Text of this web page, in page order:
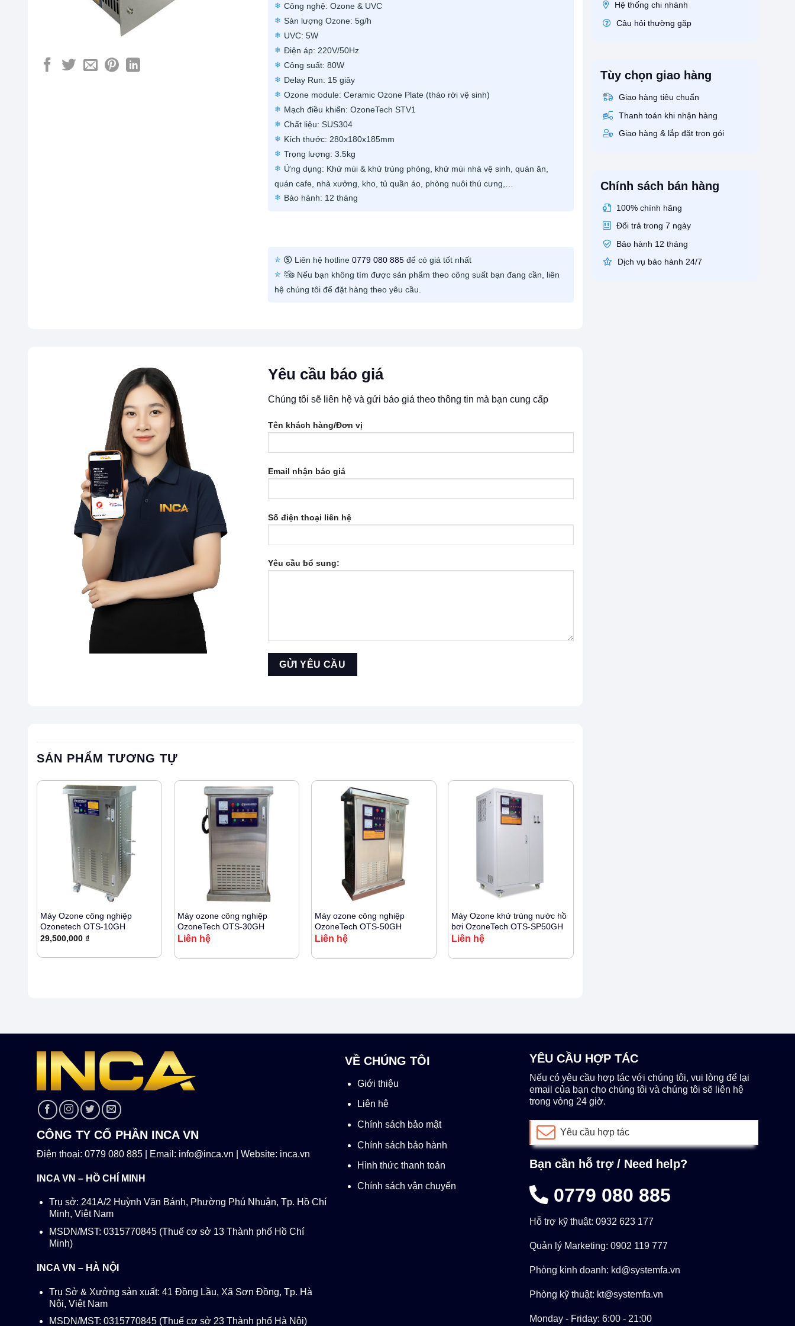
Công nghệ: Ozone & UVC
Sản lượng Ozone: 5g/h
UVC: 5W
Điện áp: 220V/50Hz
Công suất: 80W
Delay Run: 15 giây
Ozone module: Ceramic Ozone Plate (tháo rời vệ sinh)
Mạch điều khiển: OzoneTech STV1
Chất liệu: SUS304
Kích thước: 280x180x185mm
Trọng lượng: 3.5kg
Ứng dụng: Khử mùi & khử trùng phòng, khử mùi nhà vệ sinh, quán ăn,
quán cafe, nhà xưởng, kho, tủ quần áo, phòng nuôi thú cưng,…
Bảo hành: 12 tháng
Liên hệ hotline 0779 080 885để có giá tốt nhất
Nếu bạn không tìm được sản phẩm theo công suất bạn đang cần, liên
hệ chúng tôi để đặt hàng theo yêu cầu.
Yêu cầu báo giá
Chúng tôi sẽ liên hệ và gửi báo giá theo thông tin mà bạn cung cấp
Tên khách hàng/Đơn vị
Email nhận báo giá
Số điện thoại liên hệ
Yêu cầu bổ sung:
SẢN PHẨM TƯƠNG TỰ
Máy Ozone công nghiệp
Ozonetech OTS-10GH
29,500,000 ₫
Máy ozone công nghiệp
OzoneTech OTS-30GH
Liên hệ
Máy ozone công nghiệp
OzoneTech OTS-50GH
Liên hệ
Máy Ozone khử trùng nước hồ
bơi OzoneTech OTS-SP50GH
Liên hệ
Hệ thống chi nhánh
Câu hỏi thường gặp
Tùy chọn giao hàng
Giao hàng tiêu chuẩn
Thanh toán khi nhận hàng
Giao hàng & lắp đặt trọn gói
Chính sách bán hàng
100% chính hãng
Đổi trả trong 7 ngày
Bảo hành 12 tháng
Dịch vụ bảo hành 24/7
CÔNG TY CỔ PHẦN INCA VN
Điện thoại: 0779 080 885 | Email: info@inca.vn | Website: inca.vn
INCA VN – HỒ CHÍ MINH
Trụ sở: 241A/2 Huỳnh Văn Bánh, Phường Phú Nhuận, Tp. Hồ Chí
Minh, Việt Nam
MSDN/MST: 0315770845 (Thuế cơ sở 13 Thành phố Hồ Chí
Minh)
INCA VN – HÀ NỘI
Trụ Sở & Xưởng sản xuất: 41 Đồng Lầu, Xã Sơn Đồng, Tp. Hà
Nội, Việt Nam
MSDN/MST: 0315770845 (Thuế cơ sở 23 Thành phố Hà Nội)
VỀ CHÚNG TÔI
Giới thiệu
Liên hệ
Chính sách bảo mật
Chính sách bảo hành
Hình thức thanh toán
Chính sách vận chuyển
YÊU CẦU HỢP TÁC
Nếu có yêu cầu hợp tác với chúng tôi, vui lòng để lại
email của bạn cho chúng tôi và chúng tôi sẽ liên hệ
trong vòng 24 giờ.
Yêu cầu hợp tác
Bạn cần hỗ trợ / Need help?
0779 080 885
Hỗ trợ kỹ thuật: 0932 623 177
Quản lý Marketing: 0902 119 777
Phòng kinh doanh: kd@systemfa.vn
Phòng kỹ thuật: kt@systemfa.vn
Monday - Friday: 6:00 - 21:00